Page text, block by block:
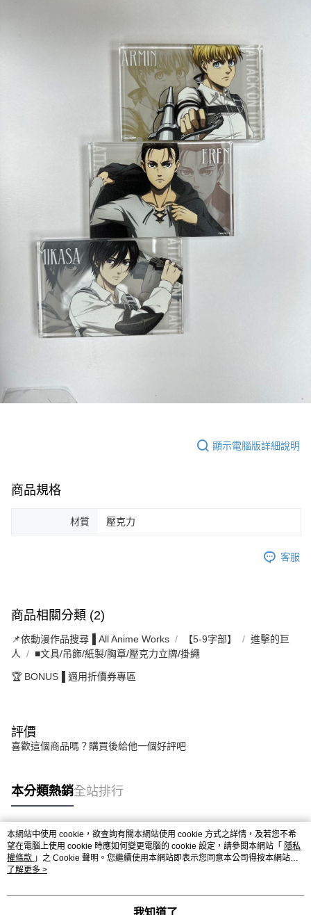
顯示電腦版詳細說明
商品規格
材質 壓克力
客服
商品相關分類 (2)
📌依動漫作品搜尋▐ All Anime Works 【5-9字部】
進擊的巨
人
■文具/吊飾/紙製/胸章/壓克力立牌/掛繩
🏆 BONUS▐ 適用折價券專區
評價
喜歡這個商品嗎？購買後給他一個好評吧
本分類熱銷全站排行
熱門標籤
本網站中使用 cookie，欲查詢有關本網站使用 cookie 方式之詳情，及若您不希
望在電腦上使用 cookie 時應如何變更電腦的 cookie 設定，請參閱本網站「 隱私
權條款 」之 Cookie 聲明。您繼續使用本網站即表示您同意本公司得按本網站使
用條款之 Cookie 聲明使用 cookie。
了解更多 >
我知道了